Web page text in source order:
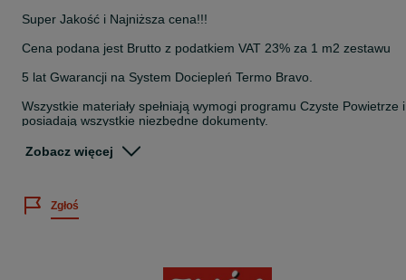
Super Jakość i Najniższa cena!!!
Cena podana jest Brutto z podatkiem VAT 23% za 1 m2 zestawu
5 lat Gwarancji na System Dociepleń Termo Bravo.
Wszystkie materiały spełniają wymogi programu Czyste Powietrze i
posiadają wszystkie niezbędne dokumenty.
Oferta dotyczy kompletnego materiału ze styropianem o grubości
folie, taśmy itp.
co oznacza iż jest dopuszczony na wymagające europejskie rynki
Zobacz więcej
Zgłoś